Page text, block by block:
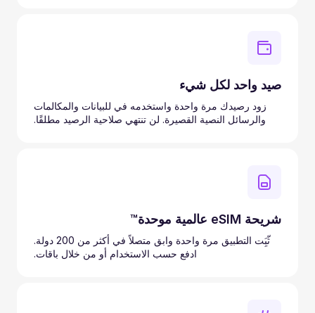
صيد واحد لكل شيء
زود رصيدك مرة واحدة واستخدمه في للبيانات والمكالمات
والرسائل النصية القصيرة. لن تنتهي صلاحية الرصيد مطلقًا.
شريحة eSIM عالمية موحدة™
ثّبَِت التطبيق مرة واحدة وابق متصلاً في أكثر من 200 دولة.
ادفع حسب الاستخدام أو من خلال باقات.